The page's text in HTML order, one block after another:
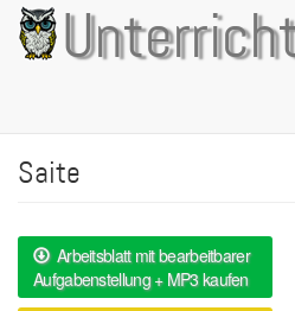
Direkt
zum
Inhalt
Saite
Arbeitsblatt mit bearbeitbarer
Aufgabenstellung + MP3 kaufen